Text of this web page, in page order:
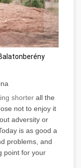
shorterall the
not to enjoy it
adversity or
is as good a
problems, and
point for your